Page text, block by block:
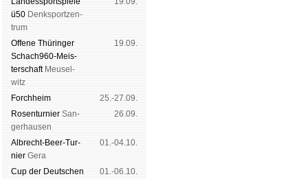
ü50 Denk­sport­zen­
trum
Offene Thü­rin­ger
Schach960-Meis­
ter­schaftMeu­sel­
witz
19.09.
Forch­heim
25.-27.09.
Rosen­tur­nier San­
ger­hau­sen
26.09.
Albrecht-Beer-Tur­
nier Ge­ra
01.-04.10.
Cup der Deut­schen
01.-06.10.